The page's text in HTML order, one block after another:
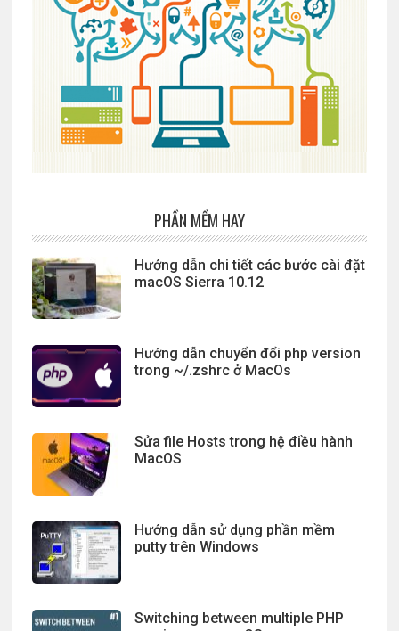
PHẦN MỀM HAY
Hướng dẫn chi tiết các bước cài đặt
macOS Sierra 10.12
Hướng dẫn chuyển đổi php version
trong ~/.zshrc ở MacOs
Sửa file Hosts trong hệ điều hành
MacOS
Hướng dẫn sử dụng phần mềm
putty trên Windows
Switching between multiple PHP